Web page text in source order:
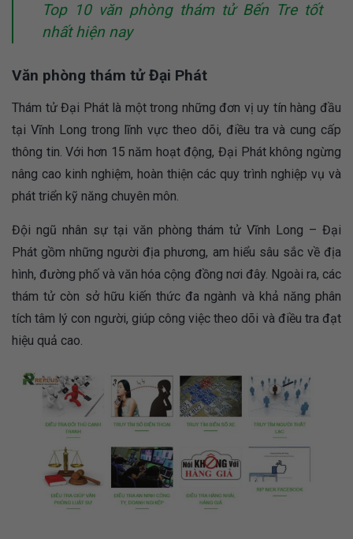
Top 10 văn phòng thám tử Bến Tre tốt
nhất hiện nay
Văn phòng thám tử Đại Phát
Thám tử Đại Phát là một trong những đơn vị uy tín hàng đầu
tại Vĩnh Long trong lĩnh vực theo dõi, điều tra và cung cấp
thông tin. Với hơn 15 năm hoạt động, Đại Phát không ngừng
nâng cao kinh nghiệm, hoàn thiện các quy trình nghiệp vụ và
phát triển kỹ năng chuyên môn.
Đội ngũ nhân sự tại văn phòng thám tử Vĩnh Long – Đại
Phát gồm những người địa phương, am hiểu sâu sắc về địa
hình, đường phố và văn hóa cộng đồng nơi đây. Ngoài ra, các
thám tử còn sở hữu kiến thức đa ngành và khả năng phân
tích tâm lý con người, giúp công việc theo dõi và điều tra đạt
hiệu quả cao.